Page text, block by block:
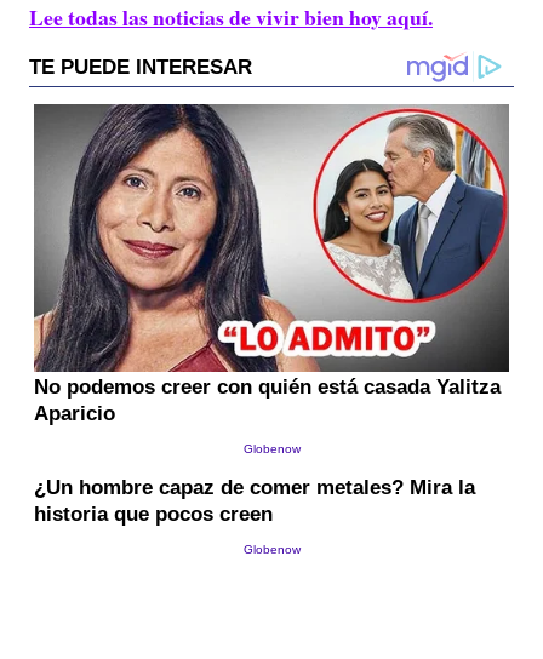
Lee todas las noticias de vivir bien hoy aquí.